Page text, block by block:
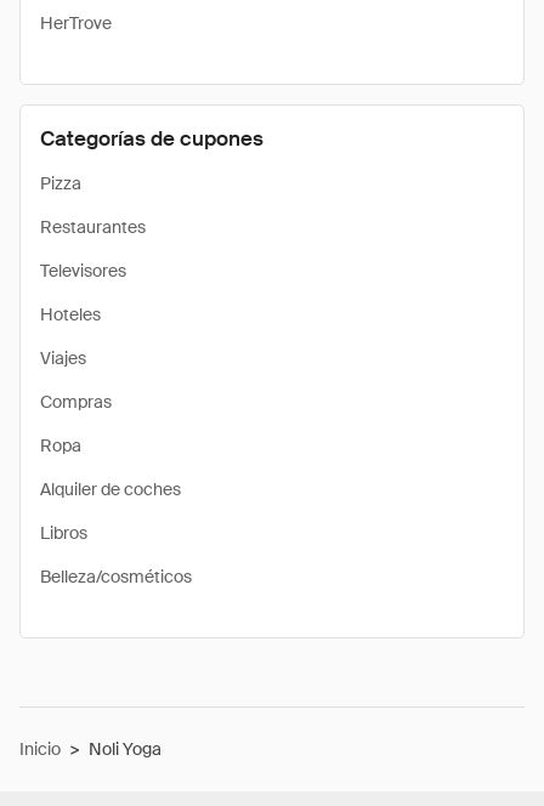
HerTrove
Categorías de cupones
Pizza
Restaurantes
Televisores
Hoteles
Viajes
Compras
Ropa
Alquiler de coches
Libros
Belleza/cosméticos
Inicio > Noli Yoga